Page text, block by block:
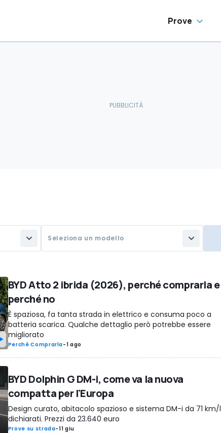
Prove
Seleziona un modello
BYD Atto 2 ibrida (2026), perché comprarla e
perché no
È spaziosa, fa tanta strada in elettrico e consuma poco a
batteria scarica. Qualche dettaglio però potrebbe essere
migliorato
Perché Comprarla-1 ago
BYD Dolphin G DM-i, come va la nuova
compatta per l'Europa
Design curato, abitacolo spazioso e sistema DM-i da 71 km/l
dichiarati. Prezzi da 23.640 euro
Prove su strada-11 giu